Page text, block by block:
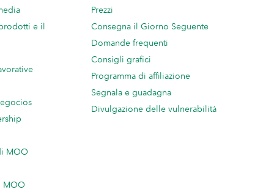
e il
MOO
MOO
Prezzi
Consegna il Giorno Seguente
Domande frequenti
Consigli grafici
Programma di affiliazione
Segnala e guadagna
Divulgazione delle vulnerabilità